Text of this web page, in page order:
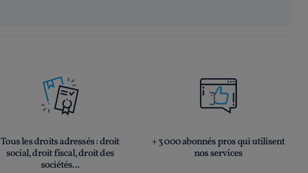
Tous les droits adressés: droit
social, droit fiscal, droit des
sociétés...
+ 3 000 abonnés pros qui utilisent
nos services